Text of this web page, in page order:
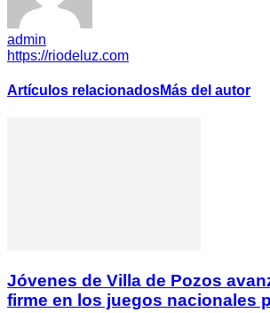
admin
https://riodeluz.com
Artículos relacionadosMás del autor
Jóvenes de Villa de Pozos
firme en los juegos nacionales